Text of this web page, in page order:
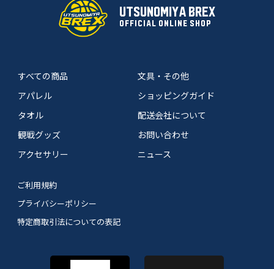
UTSUNOMIYA BREX
OFFICIAL ONLINE SHOP
すべての商品
アパレル
タオル
観戦グッズ
アクセサリー
文具・その他
ショッピングガイド
配送会社について
お問い合わせ
ニュース
ご利用規約
プライバシーポリシー
特定商取引法についての表記